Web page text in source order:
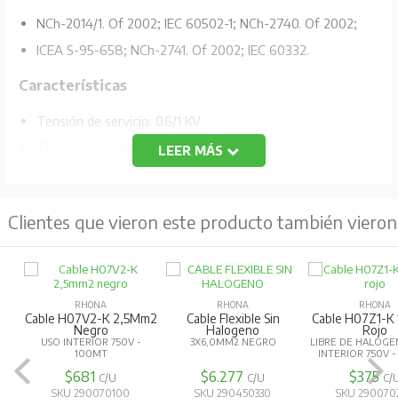
NCh-2014/1. Of 2002; IEC 60502-1; NCh-2740. Of 2002;
ICEA S-95-658; NCh-2741. Of 2002; IEC 60332.
Características
Tensión de servicio: 0.6/1 KV.
Temperatura de servicio: 90 ºC.
Descripción del Conductor
Cables de fuerza monoconductores, desde la sección
1,5 mm2 a 500 mm2 y desde calibres de 16 AWG a
1000 MCM.
Construcción
Conductor: Cobre electrolítico de temple blando.
LEER MÁS
Clientes que vieron este producto también vieron
RHONA
Cable H07V2-K 2,5Mm2
Negro
USO INTERIOR 750V -
100MT
$681 C/U
SKU 290070100
RHONA
Cable Flexible Sin
Halogeno
3X6,0MM2 NEGRO
$6.277 C/U
SKU 290450330
RHONA
Cable H07Z1-K
Rojo
LIBRE DE
INTERIOR 750V
$375C/
SKU